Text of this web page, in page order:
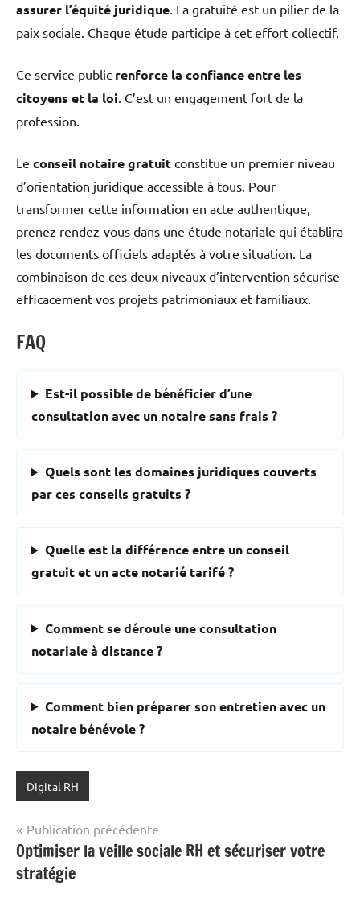
assurer l’équité juridique. La gratuité est un pilier de la
paix sociale. Chaque étude participe à cet effort collectif.
Ce service public renforce la confiance entre les
citoyens et la loi. C’est un engagement fort de la
profession.
Le conseil notaire gratuit constitue un premier niveau
d’orientation juridique accessible à tous. Pour
transformer cette information en acte authentique,
prenez rendez-vous dans une étude notariale qui établira
les documents officiels adaptés à votre situation. La
combinaison de ces deux niveaux d’intervention sécurise
efficacement vos projets patrimoniaux et familiaux.
FAQ
Est-il possible de bénéficier d’une
consultation avec un notaire sans frais ?
Quels sont les domaines juridiques couverts
par ces conseils gratuits ?
Quelle est la différence entre un conseil
gratuit et un acte notarié tarifé ?
Comment se déroule une consultation
notariale à distance ?
Comment bien préparer son entretien avec un
notaire bénévole ?
Digital RH
Navigation
de
l’article
Publication précédente
Optimiser la veille sociale RH et sécuriser votre
stratégie